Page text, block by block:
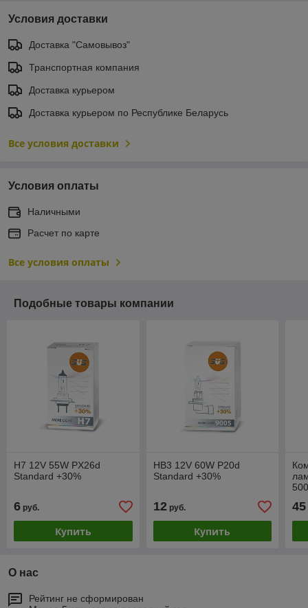
Условия доставки
Доставка "Самовывоз"
Транспортная компания
Доставка курьером
Доставка курьером по Республике Беларусь
Все условия доставки
Условия оплаты
Наличными
Расчет по карте
Все условия оплаты
Подобные товары компании
H7 12V 55W PX26d
Standard +30%
6 руб.
Купить
HB3 12V 60W P20d
Standard +30%
12руб.
Купить
45
О нас
Рейтинг не сформирован